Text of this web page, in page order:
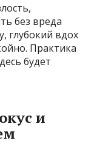
без вреда
глубокий вдох
Практика
будет
и